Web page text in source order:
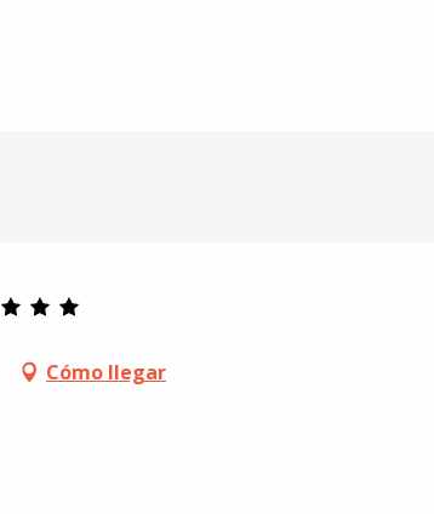
Cómo llegar